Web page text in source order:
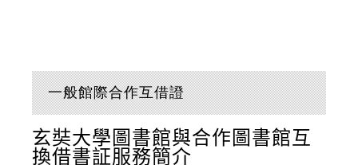
一般館際合作互借證
玄奘大學圖書館與合作圖書館互
換借書証服務簡介